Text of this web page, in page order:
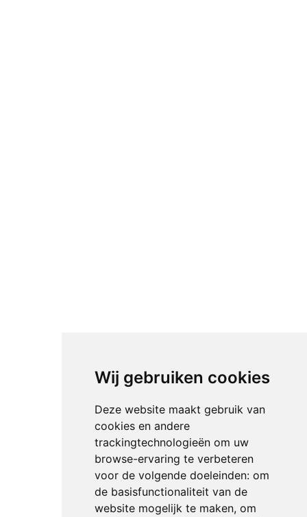
Wij gebruiken cookies
Deze website maakt gebruik van
cookies en andere
trackingtechnologieën om uw
browse-ervaring te verbeteren
voor de volgende doeleinden: om
de basisfunctionaliteit van de
website mogelijk te maken, om